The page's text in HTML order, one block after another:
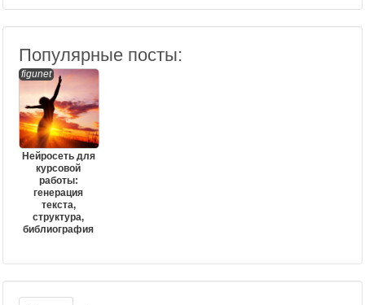
Популярные посты:
figunet
Нейросеть для
курсовой
работы:
генерация
текста,
структура,
библиография